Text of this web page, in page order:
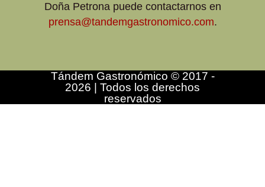
Doña Petrona puede contactarnos en
prensa@tandemgastronomico.com.
Tándem Gastronómico © 2017 -
2026 | Todos los derechos
reservados